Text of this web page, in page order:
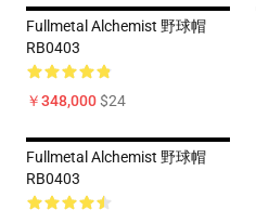
Fullmetal Alchemist 野球帽
RB0403
￥348,000$24
Fullmetal Alchemist 野球帽
RB0403